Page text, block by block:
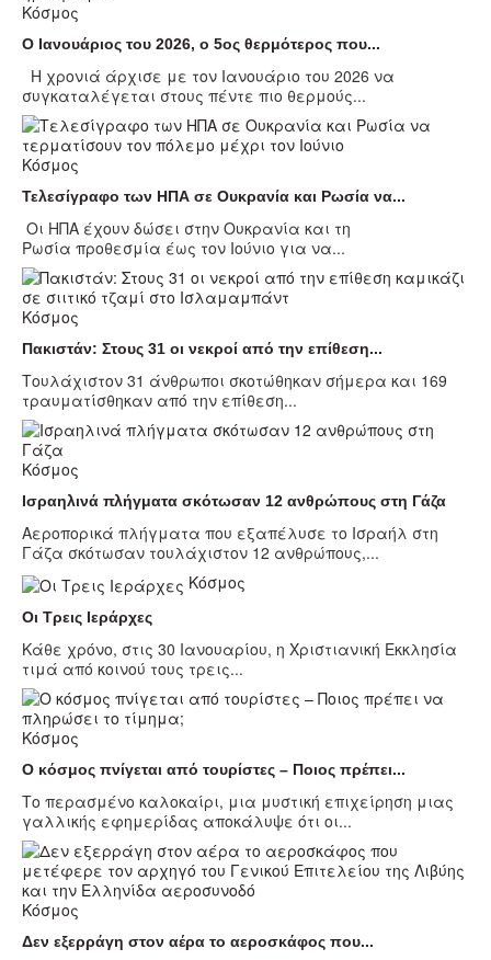
Κόσμος
Ο Ιανουάριος του 2026, ο 5ος θερμότερος που...
Η χρονιά άρχισε με τον Ιανουάριο του 2026 να
συγκαταλέγεται στους πέντε πιο θερμούς...
Κόσμος
Τελεσίγραφο των ΗΠΑ σε Ουκρανία και Ρωσία να...
Οι ΗΠΑ έχουν δώσει στην Ουκρανία και τη
Ρωσία προθεσμία έως τον Ιούνιο για να...
Κόσμος
Πακιστάν: Στους 31 οι νεκροί από την επίθεση...
Τουλάχιστον 31 άνθρωποι σκοτώθηκαν σήμερα και 169
τραυματίσθηκαν από την επίθεση...
Κόσμος
Ισραηλινά πλήγματα σκότωσαν 12 ανθρώπους στη Γάζα
Αεροπορικά πλήγματα που εξαπέλυσε το Ισραήλ στη
Γάζα σκότωσαν τουλάχιστον 12 ανθρώπους,...
Κόσμος
Οι Τρεις Ιεράρχες
Κάθε χρόνο, στις 30 Ιανουαρίου, η Χριστιανική Εκκλησία
τιμά από κοινού τους τρεις...
Κόσμος
Ο κόσμος πνίγεται από τουρίστες – Ποιος πρέπει...
Το περασμένο καλοκαίρι, μια μυστική επιχείρηση μιας
γαλλικής εφημερίδας αποκάλυψε ότι οι...
Κόσμος
Δεν εξερράγη στον αέρα το αεροσκάφος που...